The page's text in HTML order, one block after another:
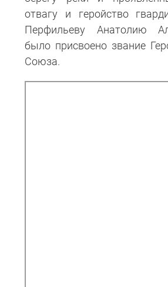
отвагу и геройство
Перфильеву Анатолию
было присвоено звание
Союза.